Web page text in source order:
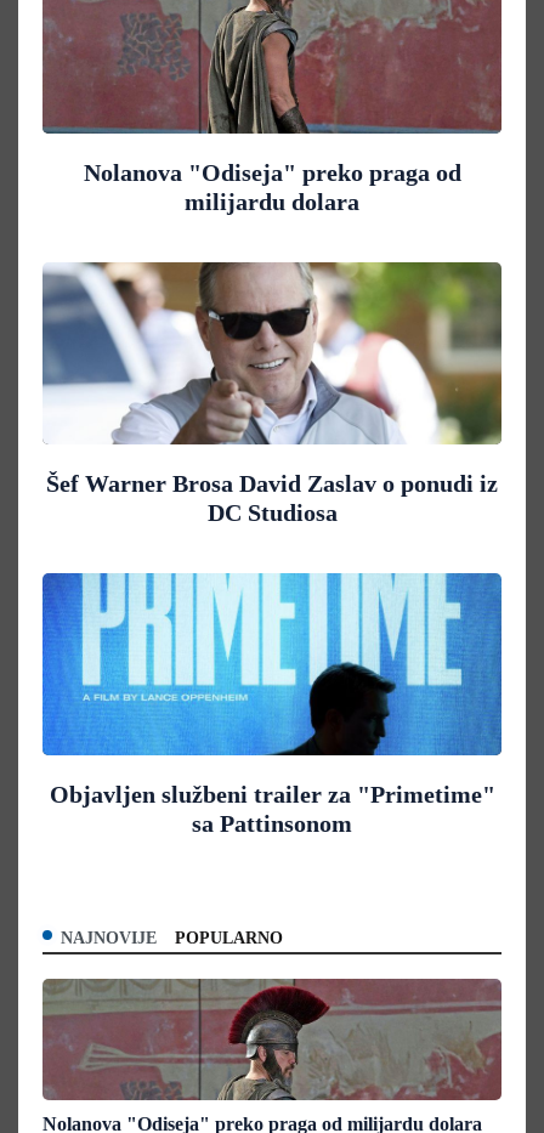
Nolanova "Odiseja" preko praga od
milijardu dolara
Šef Warner Brosa David Zaslav o ponudi iz
DC Studiosa
Objavljen službeni trailer za "Primetime"
sa Pattinsonom
NAJNOVIJE POPULARNO
Nolanova "Odiseja" preko praga od milijardu dolara